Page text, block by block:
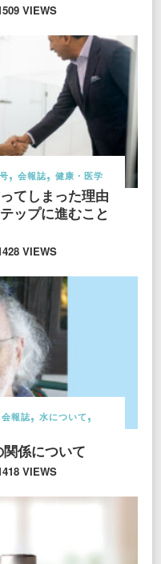
VIEWS
会報誌 健康・医学
てしまった理由
ップに進むこと
VIEWS
会報誌
水について
関係について
VIEWS